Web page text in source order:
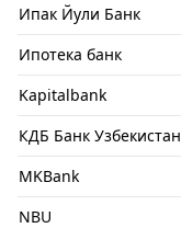
Ипак Йули Банк
Ипотека банк
Kapitalbank
КДБ Банк Узбекистан
MKBank
NBU